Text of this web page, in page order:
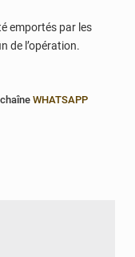
emportés par les
de l’opération.
WHATSAPP